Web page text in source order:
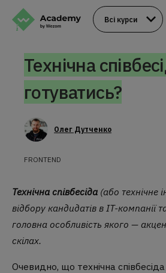
Всі курси
Технічна
готуватись?
Олег Дутченко
FRONTEND
Технічна співбесіда (або технічне
відбору кандидатів в IT-компанії
головна особливість якого —
скілах.
Очевидно, що технічна співбесіда